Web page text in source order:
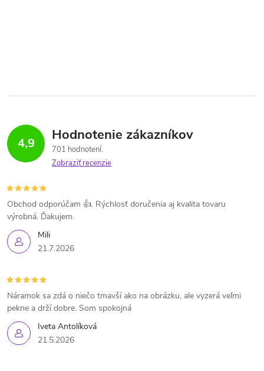
4,9 Hodnotenie zákazníkov
701 hodnotení
Zobraziť recenzie
Mili
21.7.2026
Obchod odporúčam 👍. Rýchlosť doručenia aj kvalita tovaru
výrobná. Ďakujem.
Iveta Antolíková
21.5.2026
Náramok sa zdá o niečo tmavší ako na obrázku, ale vyzerá veľmi
pekne a drží dobre. Som spokojná